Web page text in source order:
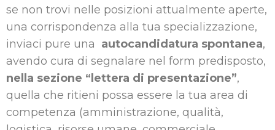
se non trovi nelle posizioni attualmente aperte,
una corrispondenza alla tua specializzazione,
inviaci pure una autocandidatura spontanea,
avendo cura di segnalare nel form predisposto,
nella sezione “lettera di presentazione”,
quella che ritieni possa essere la tua area di
competenza (amministrazione, qualità,